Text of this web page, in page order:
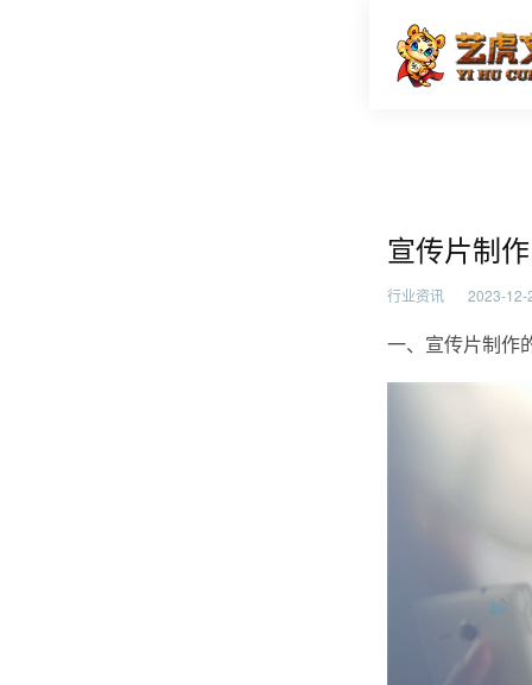
宣传片
宣传片制
行业资讯 2023-12-
一、宣传片制作